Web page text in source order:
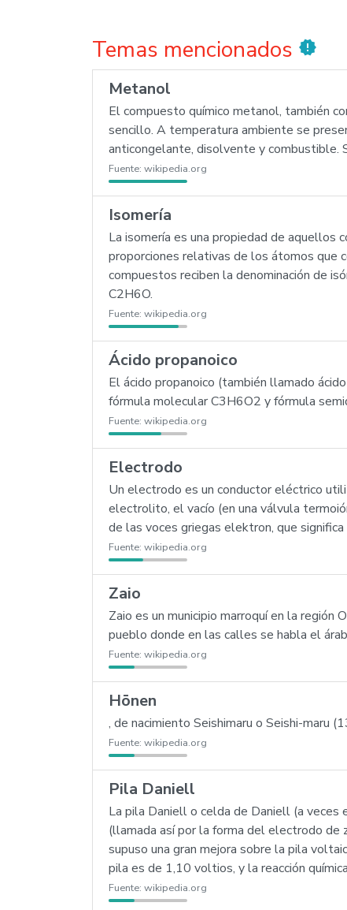
Temas mencionados new_releases
Metanol
El compuesto químico metanol, también
sencillo. A temperatura ambiente se
anticongelante, disolvente y combustible.
Fuente: wikipedia.org
Isomería
La isomería es una propiedad de aquellos
proporciones relativas de los átomos que
compuestos reciben la denominación de
C2H6O.
Fuente: wikipedia.org
Ácido propanoico
El ácido propanoico (también llamado
fórmula molecular C3H6O2 y fórmula
Fuente: wikipedia.org
Electrodo
Un electrodo es un conductor eléctrico
electrolito, el vacío (en una válvula
de las voces griegas elektron, que
Fuente: wikipedia.org
Zaio
Zaio es un municipio marroquí en la
pueblo donde en las calles se habla el
Fuente: wikipedia.org
Hōnen
, de nacimiento Seishimaru o Seishi-maru
Fuente: wikipedia.org
Pila Daniell
La pila Daniell o celda de Daniell (a
(llamada así por la forma del electrodo de
supuso una gran mejora sobre la pila
pila es de 1,10 voltios, y la reacción
Fuente: wikipedia.org